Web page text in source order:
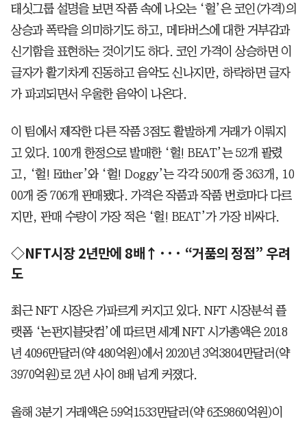
태싯그룹 설명을 보면 작품 속에 나오는 ‘헐’은 코인(가격)의
상승과 폭락을 의미하기도 하고, 메타버스에 대한 거부감과
신기함을 표현하는 것이기도 하다. 코인 가격이 상승하면 이
글자가 활기차게 진동하고 음악도 신나지만, 하락하면 글자
가 파괴되면서 우울한 음악이 나온다.
이 팀에서 제작한 다른 작품 3점도 활발하게 거래가 이뤄지
고 있다. 100개 한정으로 발매한 ‘헐! BEAT’는 52개 팔렸
고, ‘헐! Either’와 ‘헐! Doggy’는 각각 500개 중 363개, 10
00개 중 706개 판매됐다. 가격은 작품과 작품 번호마다 다르
지만, 판매 수량이 가장 적은 ‘헐! BEAT’가 가장 비싸다.
◇NFT시장 2년만에 8배↑··· “거품의 정점” 우려
도
최근 NFT 시장은 가파르게 커지고 있다. NFT 시장분석 플
랫폼 ‘논펀지블닷컴’에 따르면 세계 NFT 시가총액은 2018
년 4096만달러(약 480억원)에서 2020년 3억3804만달러(약
3970억원)로 2년 사이 8배 넘게 커졌다.
올해 3분기 거래액은 59억1533만달러(약 6조9860억원)이